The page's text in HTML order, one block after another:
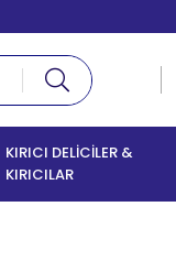
KIRICI DELİCİLER &
KIRICILAR